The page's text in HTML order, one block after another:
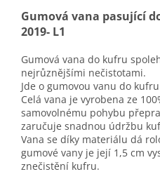
Gumová vana pasující
2019- L1
Gumová vana do kufru
nejrůznějšími nečistotami.
Jde o gumovou vanu do
Celá vana je vyrobena ze
samovolnému pohybu
zaručuje snadnou údržbu
Vana se díky materiálu dá
gumové vany je její 1,5 cm
znečistění kufru.